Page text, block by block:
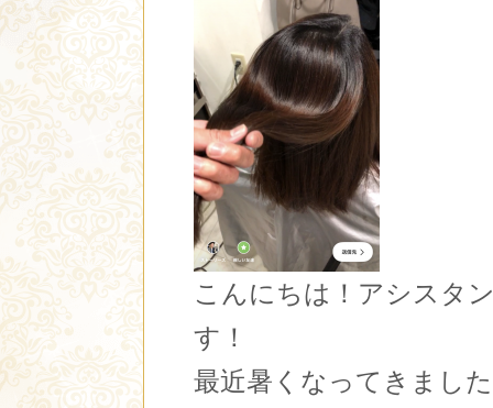
こんにちは！アシスタ
す！
最近暑くなってきまし